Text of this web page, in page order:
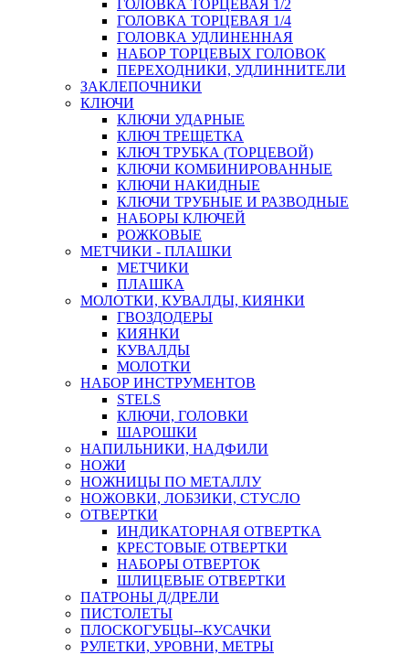
ГОЛОВКА ТОРЦЕВАЯ 1/2
ГОЛОВКА ТОРЦЕВАЯ 1/4
ГОЛОВКА УДЛИНЕННАЯ
НАБОР ТОРЦЕВЫХ ГОЛОВОК
ПЕРЕХОДНИКИ, УДЛИННИТЕЛИ
ЗАКЛЕПОЧНИКИ
КЛЮЧИ
КЛЮЧИ УДАРНЫЕ
КЛЮЧ ТРЕЩЕТКА
КЛЮЧ ТРУБКА (ТОРЦЕВОЙ)
КЛЮЧИ КОМБИНИРОВАННЫЕ
КЛЮЧИ НАКИДНЫЕ
КЛЮЧИ ТРУБНЫЕ И РАЗВОДНЫЕ
НАБОРЫ КЛЮЧЕЙ
РОЖКОВЫЕ
МЕТЧИКИ - ПЛАШКИ
МЕТЧИКИ
ПЛАШКА
МОЛОТКИ, КУВАЛДЫ, КИЯНКИ
ГВОЗДОДЕРЫ
КИЯНКИ
КУВАЛДЫ
МОЛОТКИ
НАБОР ИНСТРУМЕНТОВ
STELS
КЛЮЧИ, ГОЛОВКИ
ШАРОШКИ
НАПИЛЬНИКИ, НАДФИЛИ
НОЖИ
НОЖНИЦЫ ПО МЕТАЛЛУ
НОЖОВКИ, ЛОБЗИКИ, СТУСЛО
ОТВЕРТКИ
ИНДИКАТОРНАЯ ОТВЕРТКА
КРЕСТОВЫЕ ОТВЕРТКИ
НАБОРЫ ОТВЕРТОК
ШЛИЦЕВЫЕ ОТВЕРТКИ
ПАТРОНЫ Д/ДРЕЛИ
ПИСТОЛЕТЫ
ПЛОСКОГУБЦЫ--КУСАЧКИ
РУЛЕТКИ, УРОВНИ, МЕТРЫ